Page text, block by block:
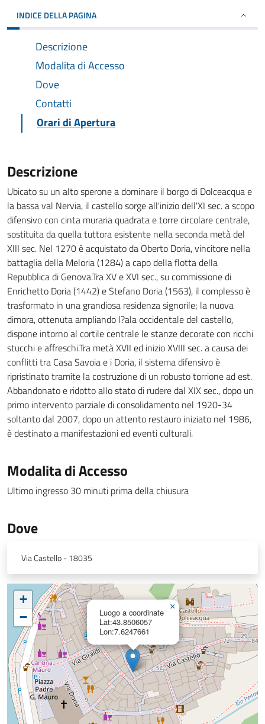
INDICE DELLA PAGINA
Descrizione
Modalita di Accesso
Dove
Contatti
Orari di Apertura
Descrizione
Ubicato su un alto sperone a dominare il borgo di Dolceacqua e
la bassa val Nervia, il castello sorge all'inizio dell'XI sec. a scopo
difensivo con cinta muraria quadrata e torre circolare centrale,
sostituita da quella tuttora esistente nella seconda metà del
XIII sec. Nel 1270 è acquistato da Oberto Doria, vincitore nella
battaglia della Meloria (1284) a capo della flotta della
Repubblica di Genova.Tra XV e XVI sec., su commissione di
Enrichetto Doria (1442) e Stefano Doria (1563), il complesso è
trasformato in una grandiosa residenza signorile; la nuova
dimora, ottenuta ampliando l?ala occidentale del castello,
dispone intorno al cortile centrale le stanze decorate con ricchi
stucchi e affreschi.Tra metà XVII ed inizio XVIII sec. a causa dei
conflitti tra Casa Savoia e i Doria, il sistema difensivo è
ripristinato tramite la costruzione di un robusto torrione ad est.
Abbandonato e ridotto allo stato di rudere dal XIX sec., dopo un
primo intervento parziale di consolidamento nel 1920-34
soltanto dal 2007, dopo un attento restauro iniziato nel 1986,
è destinato a manifestazioni ed eventi culturali.
Modalita di Accesso
Ultimo ingresso 30 minuti prima della chiusura
Dove
Via Castello - 18035
Luogo a coordinate
Lat:43.8506057
Lon:7.6247661
×
+
−